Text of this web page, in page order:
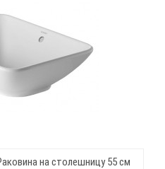
на столешницу 55 см